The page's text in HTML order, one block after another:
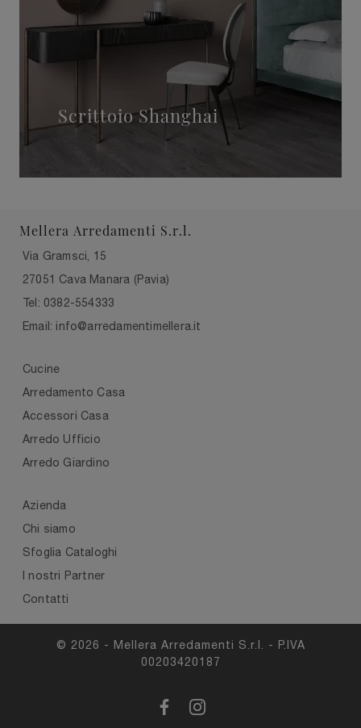
Scrittoio Shanghai
Mellera Arredamenti S.r.l.
Via Gramsci, 15
27051 Cava Manara (Pavia)
Tel: 0382-554333
Email: info@arredamentimellera.it
Cucine
Arredamento Casa
Accessori Casa
Arredo Ufficio
Arredo Giardino
Azienda
Chi siamo
Sfoglia Cataloghi
I nostri Partner
Contatti
© 2026 - Mellera Arredamenti S.r.l. - P.IVA
00203420187